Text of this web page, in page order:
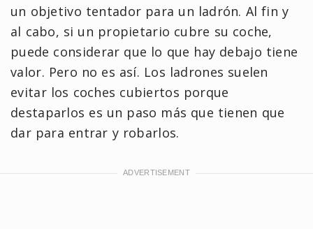
un objetivo tentador para un ladrón. Al fin y
al cabo, si un propietario cubre su coche,
puede considerar que lo que hay debajo tiene
valor. Pero no es así. Los ladrones suelen
evitar los coches cubiertos porque
destaparlos es un paso más que tienen que
dar para entrar y robarlos.